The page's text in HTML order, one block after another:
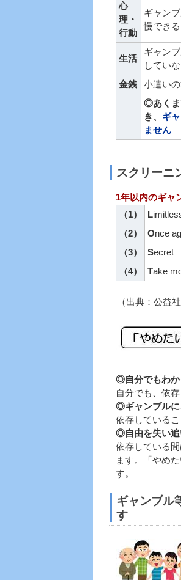
心
理・
行動
ギャン
慢できる
生活
ギャン
してい
金銭
小遣い
◎あくま
き、 ギ
ません
スクリーニ
1年以内のギャ
（1）
L
（2）
Once
（3）
Secret
（4）
Take
（出典：公益
◎自分でもわか
自分でも、依
◎ギャンブルに
依存している
◎自由を失い追
依存している
ます。「やめ
す。
ギャンブル
す